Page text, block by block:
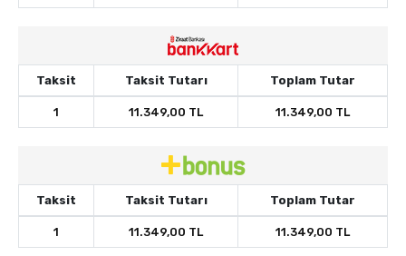
Taksit Taksit Tutarı Toplam Tutar
1 11.349,00 TL 11.349,00 TL
Taksit Taksit Tutarı Toplam Tutar
1 11.349,00 TL 11.349,00 TL